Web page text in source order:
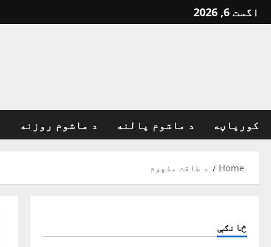
Skip
to
اگست 6, 2026
کورپاڼه د ماشوم پالنه د ماشوم روزنه
Home د طاقت مفهوم
څانګې